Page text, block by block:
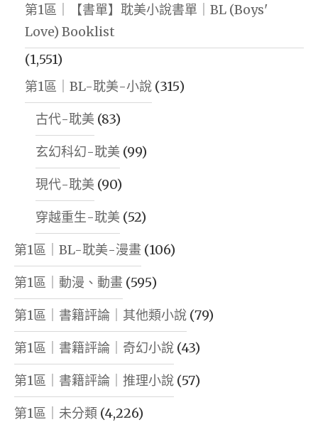
第1區｜【書單】耽美小說書單｜BL (Boys'
Love) Booklist
(1,551)
第1區｜BL-耽美-小說 (315)
古代-耽美 (83)
玄幻科幻-耽美 (99)
現代-耽美 (90)
穿越重生-耽美 (52)
第1區｜BL-耽美-漫畫 (106)
第1區｜動漫、動畫 (595)
第1區｜書籍評論｜其他類小說 (79)
第1區｜書籍評論｜奇幻小說 (43)
第1區｜書籍評論｜推理小說 (57)
第1區｜未分類 (4,226)